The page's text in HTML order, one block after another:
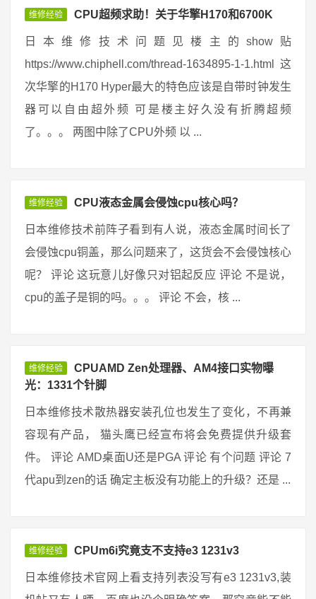
维修经验 CPU超频求助！关于华擎H170和6700K
日本维修技术问题见楼主的show贴
https://www.chiphell.com/thread-1634895-1-1.html 这
次华擎的H170 Hyper最大的特色应该是自带时钟发生
器可以自由超外频 可是楼主好久没有折腾超频
了。。。 两图中除了CPU外频 以 ...
维修经验 CPU液态金属会侵蚀cpu核心吗？
日本维修技术前阵子看到有人说，液态金属时间长了
会侵蚀cpu铜盖，那么问题来了，这货会不会侵蚀核心
呢？ 评论 这玩意儿好像只对铝起反应 评论 不是说，
cpu的盖子是铜的吗。。。 评论 不会，核 ...
维修经验
CPUAMD Zen处理器、AM4接口实物曝
光：1331个针脚
日本维修技术散热器安装孔位也发生了变化，不再兼
容现有产品， 猫头鹰已经宣布将会免费提供升级套
件。 评论 AMD桌面U还是PGA 评论 有个问题 评论 7
代apu到zen的话 确定主板没有功能上的升级？还是 ...
维修经验 CPUm6i究竟支不支持e3 1231v3
日本维修技术官网上看支持列表没写有e3 1231v3,装